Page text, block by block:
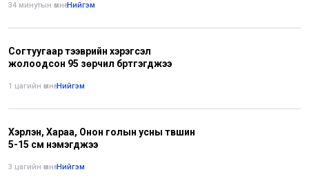
34 минутын өмнө•Нийгэм
Согтуугаар тээврийн хэрэгсэл
жолоодсон 95 зөрчил бүртгэгджээ
1 цагийн өмнө•Нийгэм
Хэрлэн, Хараа, Онон голын усны түвшин
5-15 см нэмэгджээ
3 цагийн өмнө•Нийгэм